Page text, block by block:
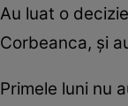
Au luat o
Corbeanca, și
Primele luni nu